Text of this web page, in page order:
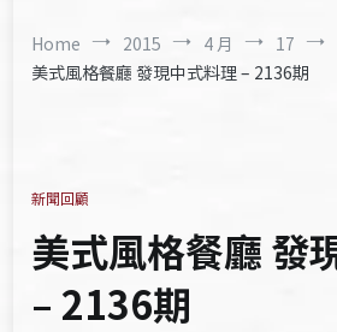
Home 2015 4 月
17
美式風格餐廳 發現中式料理 – 2136期
新聞回顧
美式風格餐廳 發
– 2136期